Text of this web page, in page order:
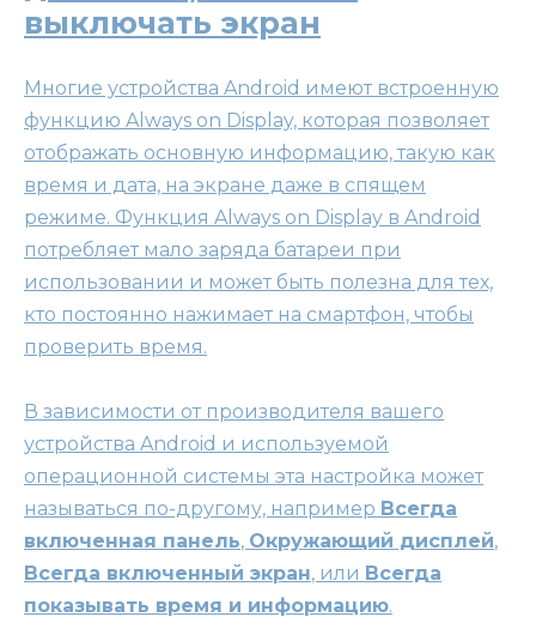
выключать экран
Многие устройства Android имеют встроенную
функцию Always on Display, которая позволяет
отображать основную информацию, такую как
время и дата, на экране даже в спящем
режиме. Функция Always on Display в Android
потребляет мало заряда батареи при
использовании и может быть полезна для тех,
кто постоянно нажимает на смартфон, чтобы
проверить время.
В зависимости от производителя вашего
устройства Android и используемой
операционной системы эта настройка может
называться по-другому, например Всегда
включенная панель, Окружающий дисплей,
Всегда включенный экран, или Всегда
показывать время и информацию.